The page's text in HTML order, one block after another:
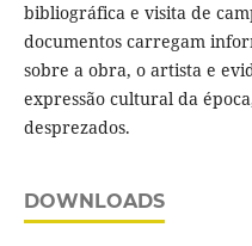
bibliográfica e visita de
documentos carregam
sobre a obra, o artista e
expressão cultural da
desprezados.
DOWNLOADS